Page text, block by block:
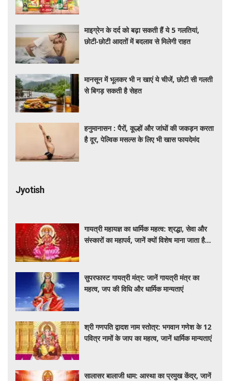
माइग्रेन के दर्द को बढ़ा सकती हैं ये 5 गलतियां,
छोटी-छोटी आदतों में बदलाव से मिलेगी राहत
मानसून में भूलकर भी न खाएं ये चीजें, छोटी सी गलती
से बिगड़ सकती है सेहत
हनुमानासन : पैरों, कूल्हों और जांघों की जकड़न करता
है दूर, पेल्विक मसल्स के लिए भी खास फायदेमंद
Jyotish
गायत्री महायज्ञ का धार्मिक महत्व: श्रद्धा, सेवा और
संस्कारों का महापर्व, जानें क्यों विशेष माना जाता है
सुपरफास्ट गायत्री मंत्र: जानें गायत्री मंत्र का
महत्व, जप की विधि और धार्मिक मान्यताएं
श्री गणपति द्वादश नाम स्तोत्र: भगवान गणेश के 12
पवित्र नामों के जाप का महत्व, जानें धार्मिक मान्यताएं
सालासर बालाजी धाम: आस्था का प्रमुख केंद्र, जानें